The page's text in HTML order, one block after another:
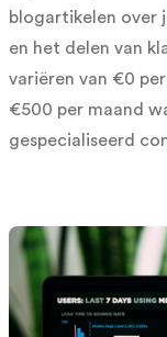
blogartikelen over
en het delen van
variëren van €0
€500 per maand
gespecialiseerd